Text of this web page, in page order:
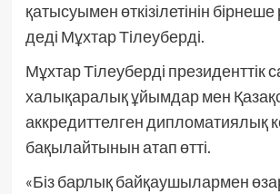
қатысуымен өткізілетінін
деді Мұхтар Тілеуберді.
Мұхтар Тілеуберді президенттік
халықаралық ұйымдар мен
аккредиттелген дипломатиялық
бақылайтынын атап өтті.
«Біз барлық байқаушылармен